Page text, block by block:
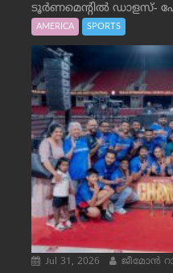
ടൂർണമെന്റിൽ ഡാളസ്-
AMERICA SPORTS
Jul 31, 2026 ജീമോന്‍